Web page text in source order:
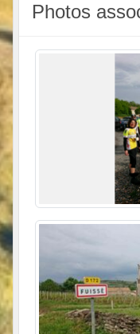
Photos